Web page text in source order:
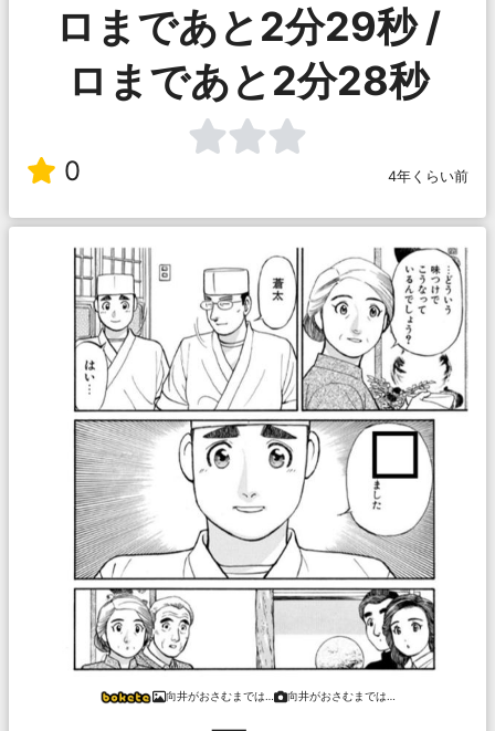
ロまであと2分29秒 /
ロまであと2分28秒
0 4年くらい前
向井がおさむまでは… 向井がおさむまでは…